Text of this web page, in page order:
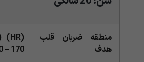
منطقه ضربان قلب
هدف
– 170